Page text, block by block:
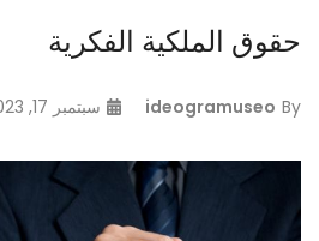
حقوق الملكية الفكرية
By
ideogramuseo سبتمبر 17, 2023